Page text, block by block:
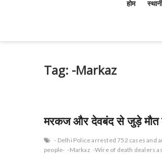
होम
Tag: -Markaz
मरकज और देवबंद से जुड़े मौत
- Delhi Police arrested 752 cases and
people- -Markaz -Wire of death dealers